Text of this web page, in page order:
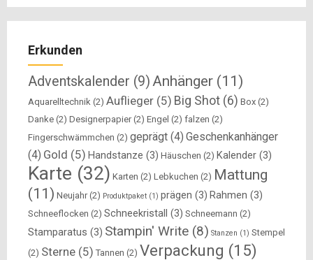
Erkunden
Adventskalender (9) Anhänger (11)
Aquarelltechnik (2) Auflieger (5) Big Shot (6) Box (2)
Danke (2) Designerpapier(2) Engel (2) falzen (2)
Fingerschwämmchen (2) geprägt (4) Geschenkanhänger
(4) Gold (5) Handstanze (3) Häuschen (2) Kalender (3)
Karte (32) Karten (2) Lebkuchen (2) Mattung
(11) Neujahr(2) Produktpaket (1) prägen (3) Rahmen (3)
Schneeflocken (2) Schneekristall (3) Schneemann (2)
Stamparatus (3) Stampin' Write (8) Stanzen (1) Stempel
(2) Sterne (5) Tannen (2) Verpackung (15)